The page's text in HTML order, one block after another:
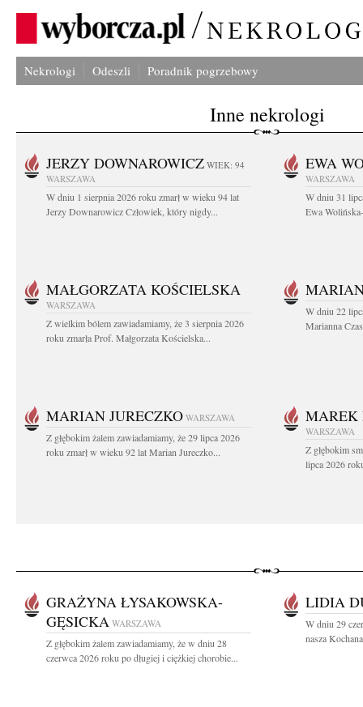
Nekrologi Odeszli Poradnik pogrzebowy
Inne nekrologi
JERZY DOWNAROWICZ WIEK: 94
WARSZAWA
W dniu 1 sierpnia 2026 roku zmarł w wieku 94 lat
Jerzy Downarowicz Człowiek, który nigdy...
EWA
WARSZAWA
W dniu 31
Ewa
MAŁGORZATA KOŚCIELSKA
WARSZAWA
Z wielkim bólem zawiadamiamy, że 3 sierpnia 2026
roku zmarła Prof. Małgorzata Kościelska...
W dniu 22
Marianna
MARIAN JURECZKO WARSZAWA
Z głębokim żalem zawiadamiamy, że 29 lipca 2026
roku zmarł w wieku 92 lat Marian Jureczko...
MAREK
WARSZAWA
Z głębokim
lipca 2026
GRAŻYNA ŁYSAKOWSKA-
GĘSICKA WARSZAWA
Z głębokim żalem zawiadamiamy, że w dniu 28
czerwca 2026 roku po długiej i ciężkiej chorobie...
LIDIA
W dniu 29
nasza